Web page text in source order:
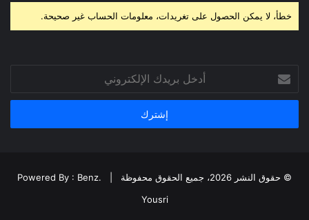
خطأ، لا يمكن الحصول على تغريدات، معلومات الحساب غير صحيحة.
بريدك
الإلكتروني
© حقوق النشر 2026، جميع الحقوق محفوظة |
Powered By : Benz.
Yousri